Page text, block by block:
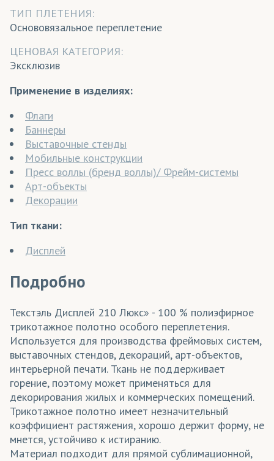
ТИП ПЛЕТЕНИЯ:
Основовязальное переплетение
ЦЕНОВАЯ КАТЕГОРИЯ:
Эксклюзив
Применение в изделиях:
Флаги
Баннеры
Выставочные стенды
Мобильные конструкции
Пресс воллы (бренд воллы)/ Фрейм-системы
Арт-объекты
Декорации
Тип ткани:
Дисплей
Подробно
Текстэль Дисплей 210 Люкс» - 100 % полиэфирное
трикотажное полотно особого переплетения.
Используется для производства фреймовых систем,
выставочных стендов, декораций, арт-объектов,
интерьерной печати. Ткань не поддерживает
горение, поэтому может применяться для
декорирования жилых и коммерческих помещений.
Трикотажное полотно имеет незначительный
коэффициент растяжения, хорошо держит форму, не
мнется, устойчиво к истиранию.
Материал подходит для прямой сублимационной,